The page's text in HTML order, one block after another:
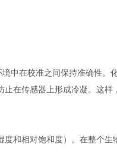
中在校准之间保持准确性
在传感器上形成冷凝。这样
和相对饱和度）。在整个